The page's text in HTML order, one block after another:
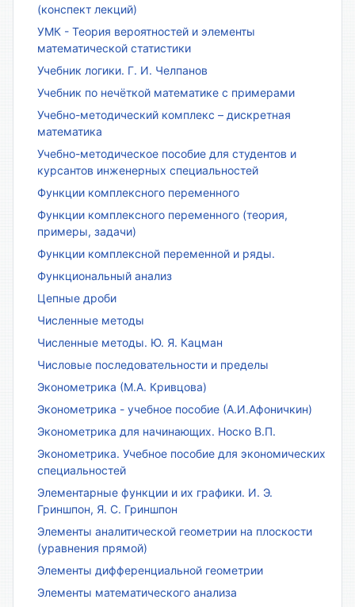
(конспект лекций)
УМК - Теория вероятностей и элементы
математической статистики
Учебник логики. Г. И. Челпанов
Учебник по нечёткой математике с примерами
Учебно-методический комплекс – дискретная
математика
Учебно-методическое пособие для студентов и
курсантов инженерных специальностей
Функции комплексного переменного
Функции комплексного переменного (теория,
примеры, задачи)
Функции комплексной переменной и ряды.
Функциональный анализ
Цепные дроби
Численные методы
Численные методы. Ю. Я. Кацман
Числовые последовательности и пределы
Эконометрика (М.А. Кривцова)
Эконометрика - учебное пособие (А.И.Афоничкин)
Эконометрика для начинающих. Носко В.П.
Эконометрика. Учебное пособие для экономических
специальностей
Элементарные функции и их графики. И. Э.
Гриншпон, Я. С. Гриншпон
Элементы аналитической геометрии на плоскости
(уравнения прямой)
Элементы дифференциальной геометрии
Элементы математического анализа